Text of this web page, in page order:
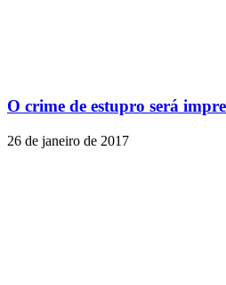
O crime de estupro será
26 de janeiro de 2017